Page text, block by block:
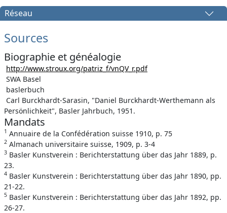
Réseau
Sources
Biographie et généalogie
http://www.stroux.org/patriz_f/vnQV_r.pdf
SWA Basel
baslerbuch
Carl Burckhardt-Sarasin, "Daniel Burckhardt-Werthemann als
Persönlichkeit", Basler Jahrbuch, 1951.
Mandats
1 Annuaire de la Confédération suisse 1910, p. 75
2 Almanach universitaire suisse, 1909, p. 3-4
3 Basler Kunstverein : Berichterstattung über das Jahr 1889, p.
23.
4 Basler Kunstverein : Berichterstattung über das Jahr 1890, pp.
21-22.
5 Basler Kunstverein : Berichterstattung über das Jahr 1892, pp.
26-27.